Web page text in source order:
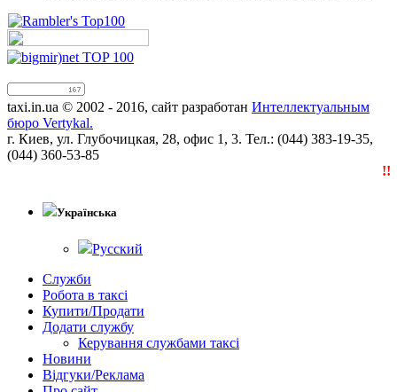
taxi.in.ua © 2002 - 2016, сайт разработан Интеллектуальным
бюро Vertykal.
г. Киев, ул. Глубочицкая, 28, офис 1, 3. Тел.: (044) 383-19-35,
(044) 360-53-85
Українська
Русский
Служби
Робота в таксі
Купити/Продати
Додати службу
Керування службами таксі
Новини
Відгуки/Реклама